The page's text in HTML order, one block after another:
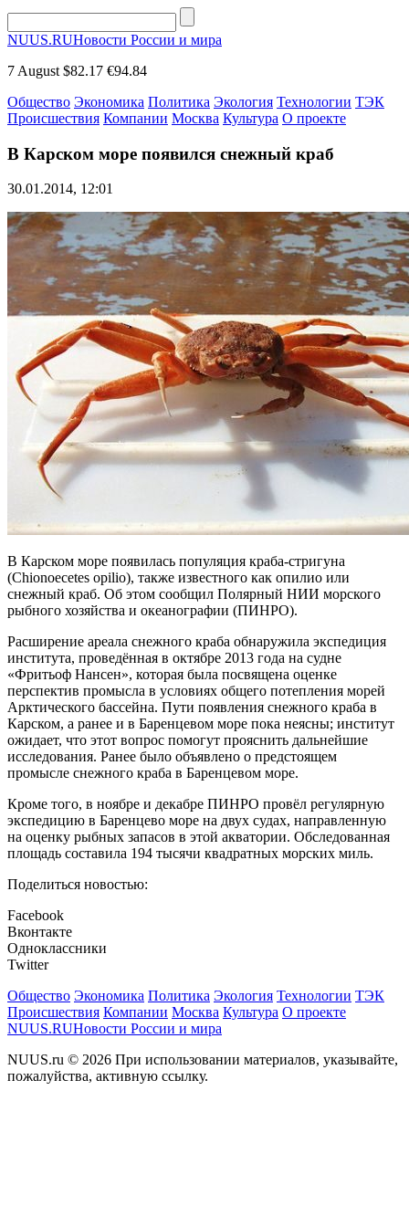
NUUS.RUНовости России и мира
7 August $82.17 €94.84
Общество Экономика Политика Экология Технологии ТЭК
Происшествия Компании Москва Культура О проекте
В Карском море появился снежный краб
30.01.2014, 12:01
В Карском море появилась популяция краба-стригуна
(Chionoecetes opilio), также известного как опилио или
снежный краб. Об этом сообщил Полярный НИИ морского
рыбного хозяйства и океанографии (ПИНРО).
Расширение ареала снежного краба обнаружила экспедиция
института, проведённая в октябре 2013 года на судне
«Фритьоф Нансен», которая была посвящена оценке
перспектив промысла в условиях общего потепления морей
Арктического бассейна. Пути появления снежного краба в
Карском, а ранее и в Баренцевом море пока неясны; институт
ожидает, что этот вопрос помогут прояснить дальнейшие
исследования. Ранее было объявлено о предстоящем
промысле снежного краба в Баренцевом море.
Кроме того, в ноябре и декабре ПИНРО провёл регулярную
экспедицию в Баренцево море на двух судах, направленную
на оценку рыбных запасов в этой акватории. Обследованная
площадь составила 194 тысячи квадратных морских миль.
Поделиться новостью:
Facebook
Вконтакте
Одноклассники
Twitter
Общество Экономика Политика Экология Технологии ТЭК
Происшествия Компании Москва Культура О проекте
NUUS.RUНовости России и мира
NUUS.ru © 2026 При использовании материалов, указывайте,
пожалуйства, активную ссылку.